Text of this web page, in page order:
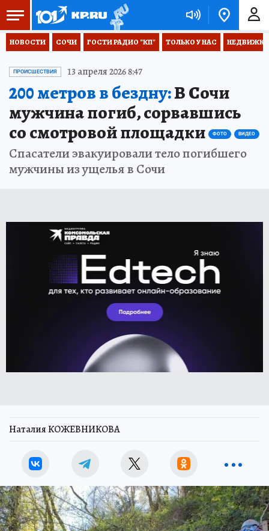
НОВОСТИ СОЧИ ГОСТИ РАДИО "КП" ТОЛЬКО У НАС НЕДВИЖКА
ПРОИСШЕСТВИЯ 13 апреля 2026 8:47
200 метров в бездну:В Сочи
мужчина погиб, сорвавшись
со смотровой площадки
ФОТО ВИДЕО
Спасатели эвакуировали тело погибшего
мужчины из ущелья в Сочи
Наталия КОЖЕВНИКОВА